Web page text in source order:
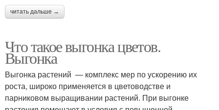
читать дальше →
Что такое выгонка цветов.
Выгонка
Выгонка растений — комплекс мер по ускорению их
роста, широко применяется в цветоводстве и
парниковом выращивании растений. При выгонке